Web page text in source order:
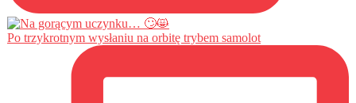
Po trzykrotnym wysłaniu na orbitę trybem samolot